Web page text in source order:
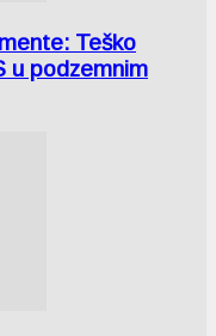
Teško
u podzemnim